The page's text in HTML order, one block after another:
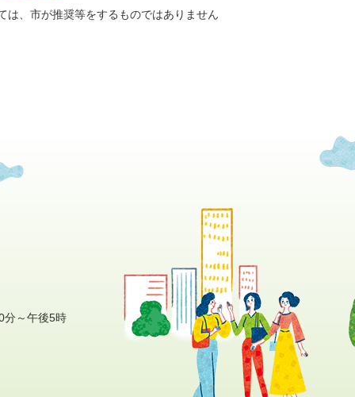
、市が推奨等をするものではありません
分～午後5時